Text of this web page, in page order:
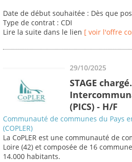
Date de début souhaitée : Dès que
Type de contrat : CDI
Lire la suite dans le lien [ voir l'offre
29/10/2025
STAGE
(PICS) - H/F
Communauté de communes du Pays
(COPLER)
La CoPLER est une communauté de
Loire (42) et composée de 16
14.000 habitants.